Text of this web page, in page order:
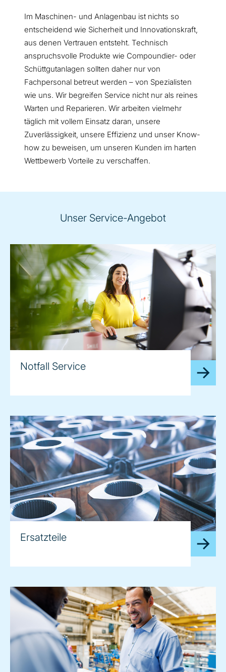
Im Maschinen- und Anlagenbau ist nichts so
entscheidend wie Sicherheit und Innovationskraft,
aus denen Vertrauen entsteht. Technisch
anspruchsvolle Produkte wie Compoundier- oder
Schüttgutanlagen sollten daher nur von
Fachpersonal betreut werden – von Spezialisten
wie uns. Wir begreifen Service nicht nur als reines
Warten und Reparieren. Wir arbeiten vielmehr
täglich mit vollem Einsatz daran, unsere
Zuverlässigkeit, unsere Effizienz und unser Know-
how zu beweisen, um unseren Kunden im harten
Wettbewerb Vorteile zu verschaffen.
Unser Service-Angebot
Notfall Service
Ersatzteile